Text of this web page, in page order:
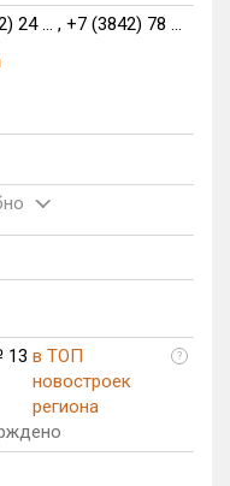
7 из 578
24 ... , +7 (3842) 78 ...
13 в ТОП
новостроек
региона
?